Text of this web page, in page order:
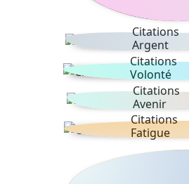
Citations
Argent
Citations
Volonté
Citations
Avenir
Citations
Fatigue